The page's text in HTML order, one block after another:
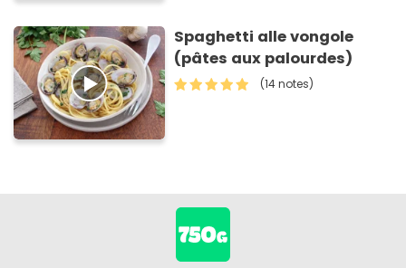
Spaghetti alle vongole
(pâtes aux palourdes)
(14 notes)